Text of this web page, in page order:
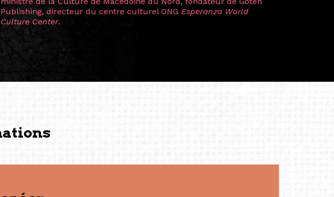
la vision ont transformé ma trajectoire et m’ont conduite de
Singapour à Berlin pendant près d’une décennie. Aujourd’hui encore,
les amitiés forgées durant cette année intense et inspirante
solidité et m’encouragent à continuer de rêver, de créer et de tendre
vers de nouvelles possibilités.
— Vanini Belarmino (Singapore /Germany)
(Photography: Geric Cruz)